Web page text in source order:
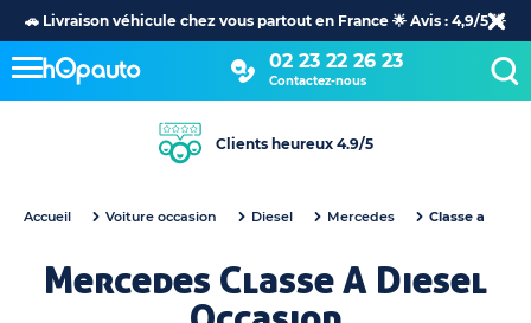
🚗 Livraison véhicule chez vous partout en France 🌟 Avis : 4,9/5 🌟
02 23 22 26 23
Contactez-nous
Clients heureux 4.9/5
Accueil Voiture occasion Diesel Mercedes Classe a
Mercedes Classe A Diesel